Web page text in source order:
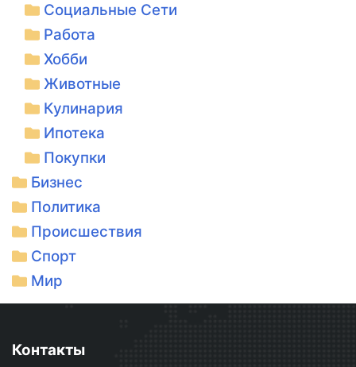
Социальные Сети
Работа
Хобби
Животные
Кулинария
Ипотека
Покупки
Бизнес
Политика
Происшествия
Спорт
Мир
Контакты